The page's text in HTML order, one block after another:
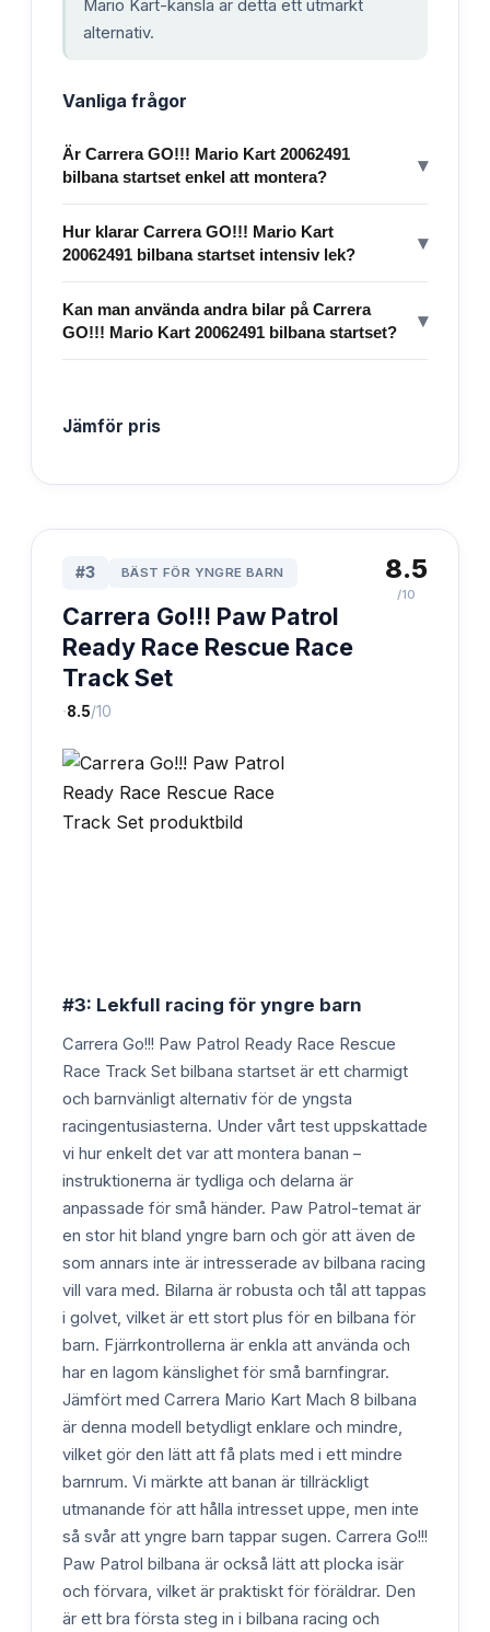
Mario Kart-känsla är detta ett utmärkt
alternativ.
Vanliga frågor
Är Carrera GO!!! Mario Kart 20062491
bilbana startset enkel att montera?
▾
Hur klarar Carrera GO!!! Mario Kart
20062491 bilbana startset intensiv lek?
▾
Kan man använda andra bilar på Carrera
GO!!! Mario Kart 20062491 bilbana startset?
▾
Jämför pris
#3 BÄST FÖR YNGRE BARN
Carrera Go!!! Paw Patrol
Ready Race Rescue Race
Track Set
·8.5/10
8.5
/10
#3: Lekfull racing för yngre barn
Carrera Go!!! Paw Patrol Ready Race Rescue
Race Track Set bilbana startset är ett charmigt
och barnvänligt alternativ för de yngsta
racingentusiasterna. Under vårt test uppskattade
vi hur enkelt det var att montera banan –
instruktionerna är tydliga och delarna är
anpassade för små händer. Paw Patrol-temat är
en stor hit bland yngre barn och gör att även de
som annars inte är intresserade av bilbana racing
vill vara med. Bilarna är robusta och tål att tappas
i golvet, vilket är ett stort plus för en bilbana för
barn. Fjärrkontrollerna är enkla att använda och
har en lagom känslighet för små barnfingrar.
Jämfört med Carrera Mario Kart Mach 8 bilbana
är denna modell betydligt enklare och mindre,
vilket gör den lätt att få plats med i ett mindre
barnrum. Vi märkte att banan är tillräckligt
utmanande för att hålla intresset uppe, men inte
så svår att yngre barn tappar sugen. Carrera Go!!!
Paw Patrol bilbana är också lätt att plocka isär
och förvara, vilket är praktiskt för föräldrar. Den
är ett bra första steg in i bilbana racing och